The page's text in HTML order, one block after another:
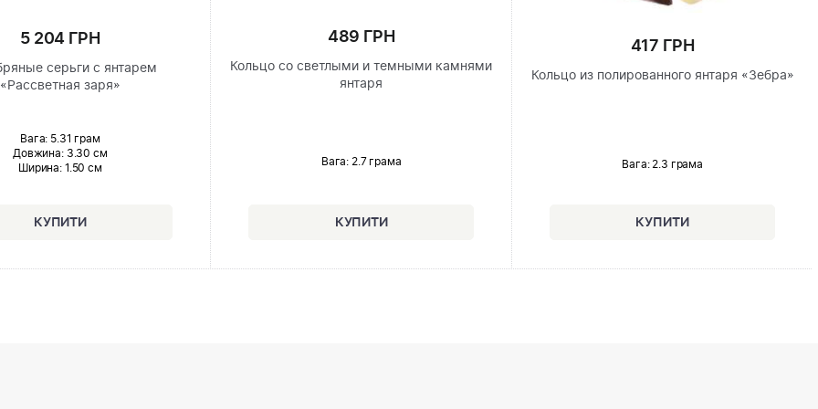
5 204 ГРН
серьги с янтарем
«Рассветная заря»
Вага: 5.31 грам
Довжина:3.30 см
Ширина: 1.50 см
489 ГРН
Кольцо со светлыми и темными камнями
янтаря
Вага: 2.7 грама
417 ГРН
Кольцо из полированного янтаря «Зебра»
Вага: 2.3 грама